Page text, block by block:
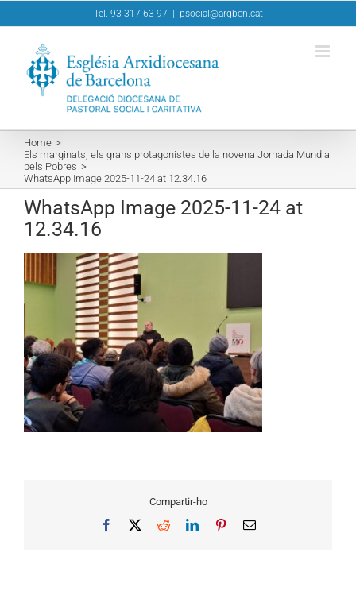
to
Tel. 93 317 63 97 psocial@arqbcn.cat
Home
Els marginats, els grans protagonistes de la novena Jornada Mundial
pels Pobres
WhatsApp Image 2025-11-24 at 12.34.16
WhatsApp Image 2025-11-24 at
12.34.16
Compartir-ho
Facebook RedditLinkedInPinterestEmail